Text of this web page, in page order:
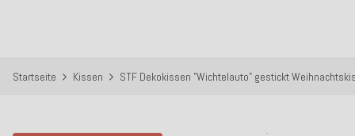
Startseite Kissen STF Dekokissen "Wichtelauto" gestickt